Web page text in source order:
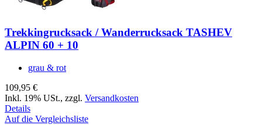
Trekkingrucksack / Wanderrucksack TASHEV
ALPIN 60 + 10
grau & rot
109,95 €
Inkl. 19% USt., zzgl. Versandkosten
Details
Auf die Vergleichsliste